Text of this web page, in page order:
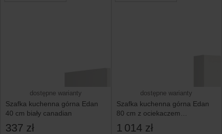
dostępne warianty
Szafka kuchenna górna Edan
40 cm biały canadian
337 zł
dostępne warianty
Szafka kuchenna górna Edan
80 cm z ociekaczem
biały canadian
1 014 zł